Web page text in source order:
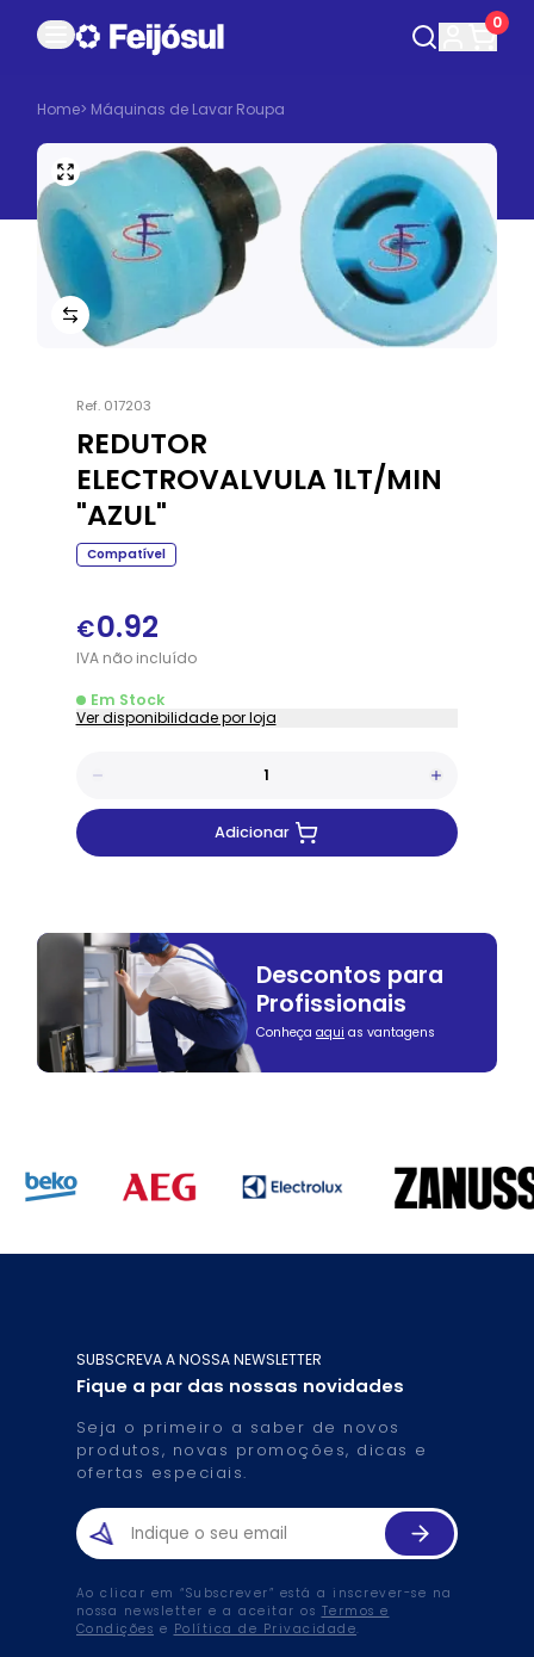
0
Home> Máquinas de Lavar Roupa
Ref. 017203
REDUTOR
ELECTROVALVULA 1LT/MIN
"AZUL"
Compatível
€0.92
IVAnãoincluído
Em Stock
Ver disponibilidade por loja
Adicionar
Descontos para
Profissionais
Conheça aqui as vantagens
SUBSCREVA A NOSSA NEWSLETTER
Fique a par das nossas novidades
Seja o primeiro a saber de novos
produtos, novas promoções, dicas e
ofertas especiais.
Ao clicar em “Subscrever” está a inscrever-se na
nossa newsletter e a aceitar os Termos e
Condições e Política de Privacidade.